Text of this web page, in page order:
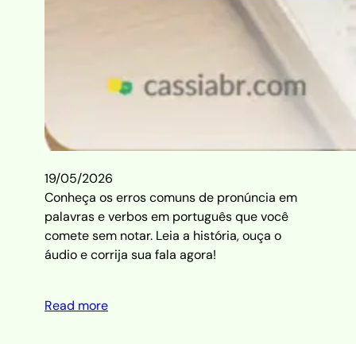
19/05/2026
Conheça os erros comuns de pronúncia em
palavras e verbos em português que você
comete sem notar. Leia a história, ouça o
áudio e corrija sua fala agora!
Read more